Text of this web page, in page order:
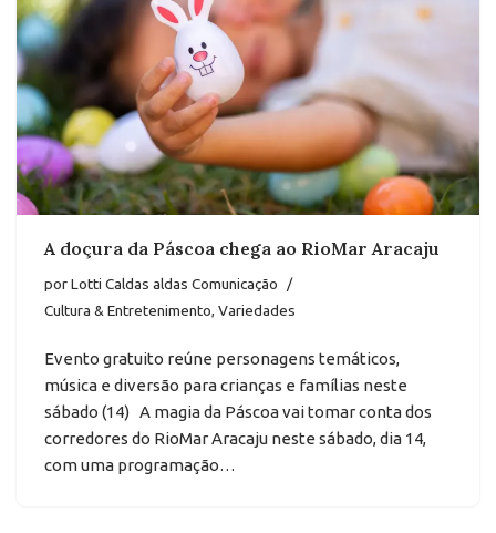
A doçura da Páscoa chega ao RioMar Aracaju
porLotti Caldas aldas Comunicação
Cultura & Entretenimento, Variedades
Evento gratuito reúne personagens temáticos,
música e diversão para crianças e famílias neste
sábado (14) A magia da Páscoa vai tomar conta dos
corredores do RioMar Aracaju neste sábado, dia 14,
com uma programação…